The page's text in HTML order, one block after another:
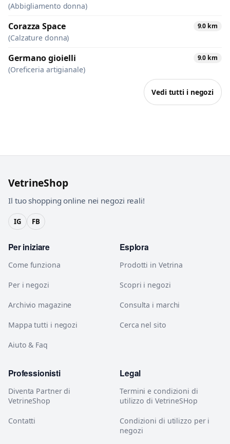
(Abbigliamento donna)
Corazza Space 9.0 km
(Calzature donna)
Germano gioielli 9.0 km
(Oreficeria artigianale)
Vedi tutti i negozi
VetrineShop
Il tuo shopping online nei negozi reali!
IG FB
Per iniziare
Come funziona
Per i negozi
Archivio magazine
Mappa tutti i negozi
Aiuto & Faq
Esplora
Prodotti in Vetrina
Scopri i negozi
Consulta i marchi
Cerca nel sito
Professionisti
Diventa Partner di
VetrineShop
Contatti
Legal
Termini e condizioni di
utilizzo di VetrineSHop
Condizioni di utilizzo per i
negozi